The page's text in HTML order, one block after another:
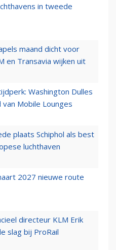
in tweede
maand dicht voor
en Transavia wijken uit
Washington Dulles
Mobile Lounges
plaats Schiphol als best
luchthaven
2027 nieuwe route
directeur KLM Erik
slag bij ProRail